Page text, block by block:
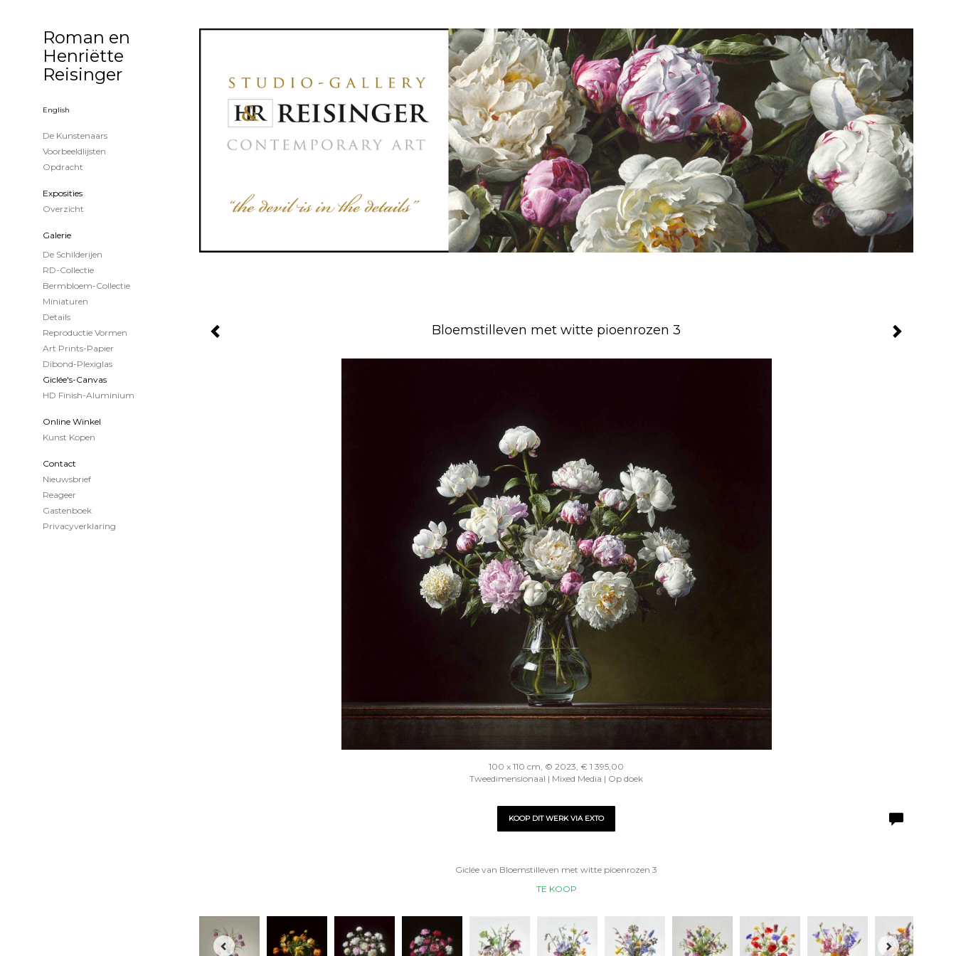
Bloemstilleven met witte pioenrozen 3
100 x 110 cm, © 2023, € 1 395,00
Tweedimensionaal | Mixed Media | Op doek
KOOP DIT WERK VIA EXTO
Giclée van Bloemstilleven met witte pioenrozen 3
TE KOOP
Roman en
Henriëtte
Reisinger
English
De Kunstenaars
Voorbeeldlijsten
Opdracht
Exposities
Overzicht
Galerie
De Schilderijen
RD-Collectie
Bermbloem-Collectie
Miniaturen
Details
Reproductie Vormen
Art Prints-Papier
Dibond-Plexiglas
Giclée's-Canvas
HD Finish-Aluminium
Online Winkel
Kunst Kopen
Contact
Nieuwsbrief
Reageer
Gastenboek
Privacyverklaring